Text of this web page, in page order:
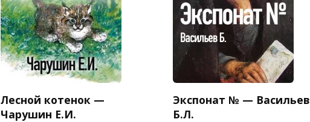
Лесной котенок —
Чарушин Е.И.
Экспонат № — Васильев
Б.Л.